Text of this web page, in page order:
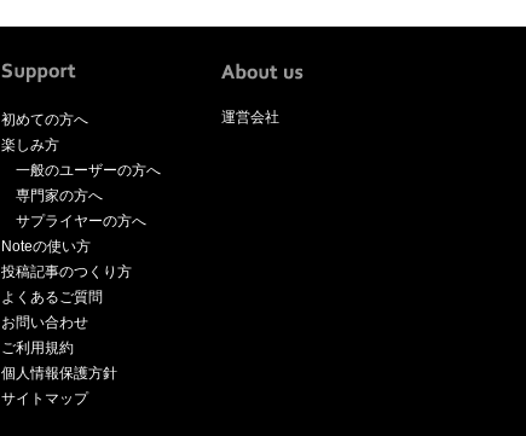
初めての方へ
楽しみ方
一般のユーザーの方へ
専門家の方へ
サプライヤーの方へ
Noteの使い方
投稿記事のつくり方
よくあるご質問
お問い合わせ
ご利用規約
個人情報保護方針
サイトマップ
運営会社